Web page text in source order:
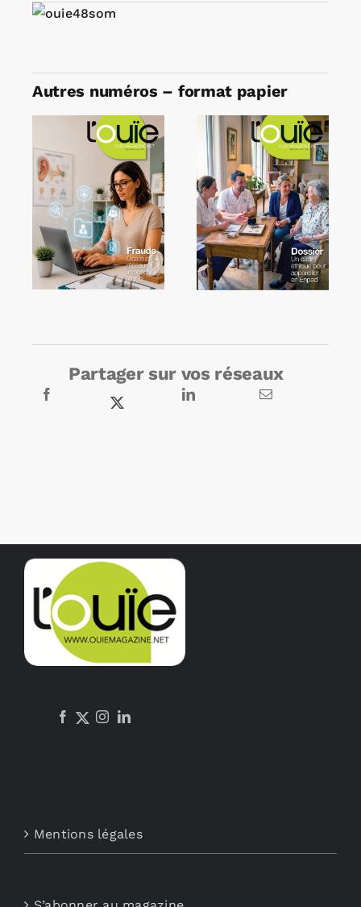
Autres numéros – format papier
Partager sur vos réseaux
Mentions légales